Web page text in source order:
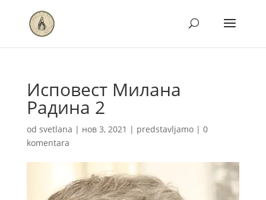
Исповест Милана
Радина 2
od svetlana | нов 3, 2021 | predstavljamo| 0
komentara